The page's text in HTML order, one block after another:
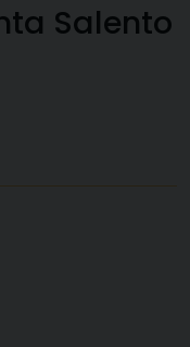
Salento